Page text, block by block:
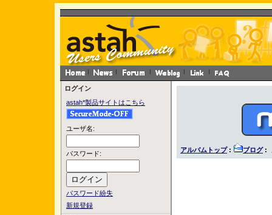
ログイン
astah*製品サイトはこちら
ユーザ名:
パスワード:
パスワード紛失
新規登録
アルバムトップ: ブログ: